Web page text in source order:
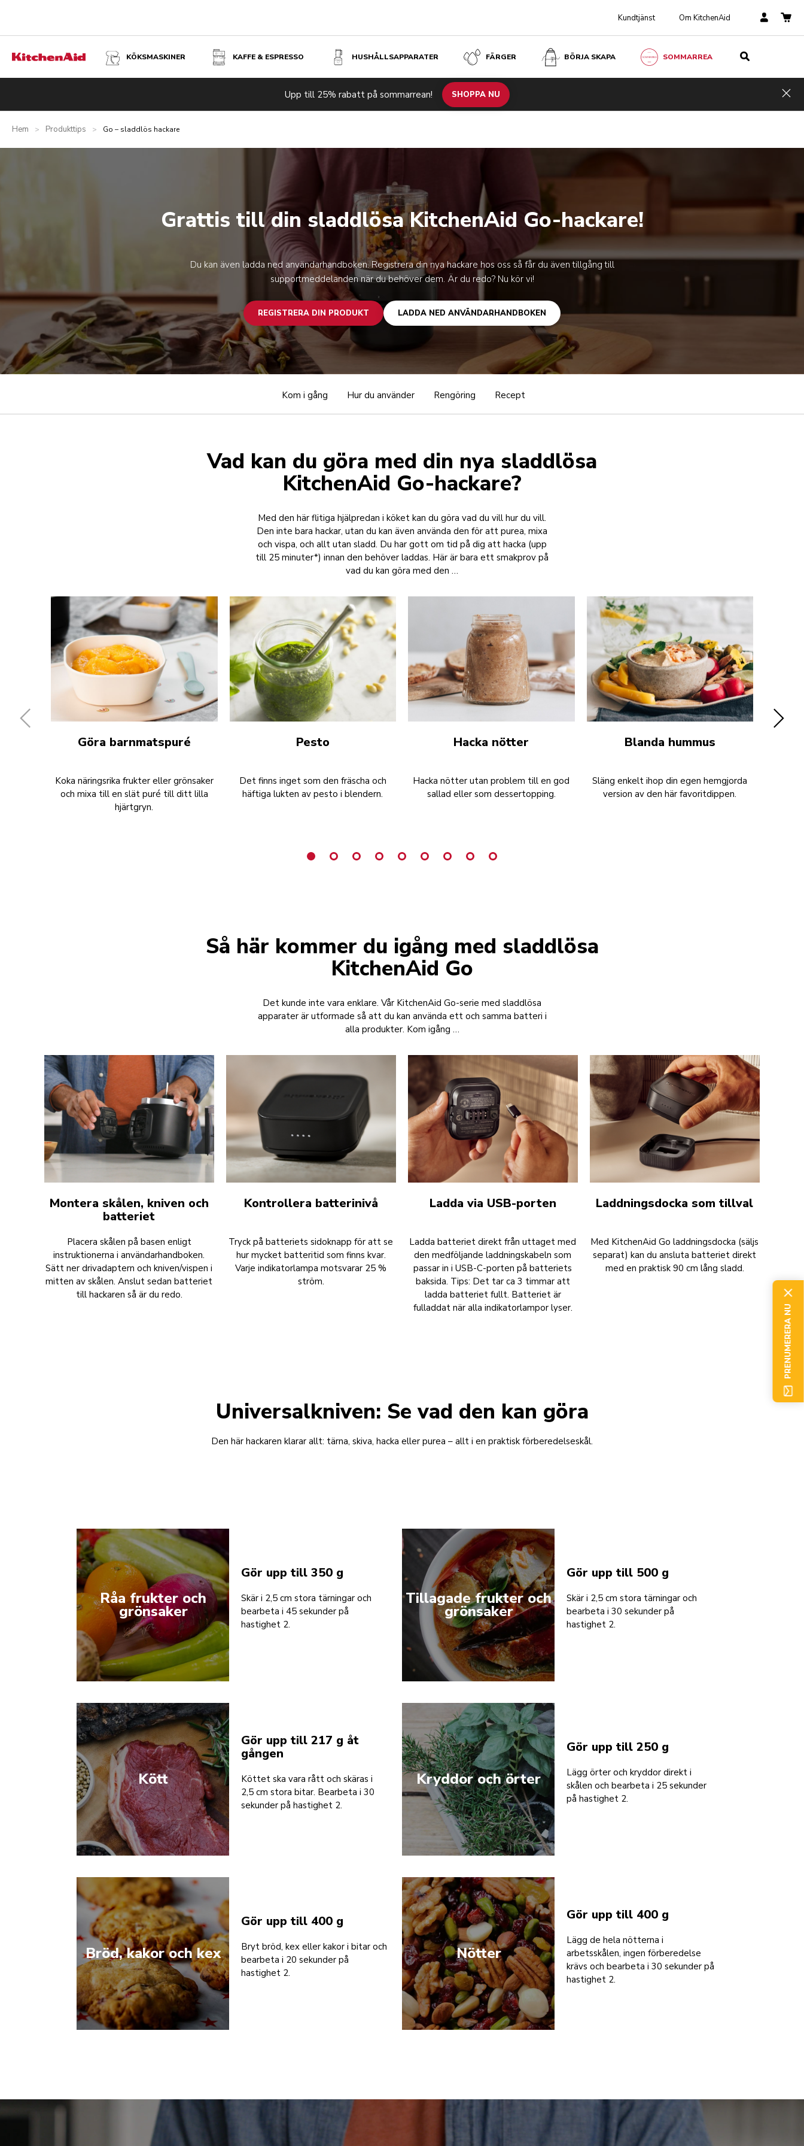
Kundtjänst Om KitchenAid
KÖKSMASKINER KAFFE & ESPRESSO HUSHÅLLSAPPARATER FÄRGER BÖRJA SKAPA SOMMARREA
Upp till 25% rabatt på sommarrean! SHOPPA NU
Hem > Produkttips > Go – sladdlös hackare
Registrera din produkt
Grattis till din sladdlösa KitchenAid Go-hackare!
Du kan även ladda ned användarhandboken. Registrera din nya hackare hos oss så får du även tillgång till
supportmeddelanden när du behöver dem. Är du redo? Nu kör vi!
REGISTRERA DIN PRODUKT LADDA NED ANVÄNDARHANDBOKEN
Registrera din produkt
Kom i gång Hur du använder Rengöring Recept
Vad kan du göra med din nya sladdlösa
KitchenAid Go-hackare?
Med den här flitiga hjälpredan i köket kan du göra vad du vill hur du vill.
Den inte bara hackar, utan du kan även använda den för att purea, mixa
och vispa, och allt utan sladd. Du har gott om tid på dig att hacka (upp
till 25 minuter*) innan den behöver laddas. Här är bara ett smakprov på
vad du kan göra med den …
Göra barnmatspuré
Koka näringsrika frukter eller grönsaker
och mixa till en slät puré till ditt lilla
hjärtgryn.
Pesto
Det finns inget som den fräscha och
häftiga lukten av pesto i blendern.
Hacka nötter
Hacka nötter utan problem till en god
sallad eller som dessertopping.
Blanda hummus
Släng enkelt ihop din egen hemgjorda
version av den här favoritdippen.
Så här kommer du igång med sladdlösa
KitchenAid Go
Det kunde inte vara enklare. Vår KitchenAid Go-serie med sladdlösa
apparater är utformade så att du kan använda ett och samma batteri i
alla produkter. Kom igång …
Montera skålen, kniven och
batteriet
Placera skålen på basen enligt
instruktionerna i användarhandboken.
Sätt ner drivadaptern och kniven/vispen i
mitten av skålen. Anslut sedan batteriet
till hackaren så är du redo.
Kontrollera batterinivå
Tryck på batteriets sidoknapp för att se
hur mycket batteritid som finns kvar.
Varje indikatorlampa motsvarar 25 %
ström.
Ladda via USB-porten
Ladda batteriet direkt från uttaget med
den medföljande laddningskabeln som
passar in i USB-C-porten på batteriets
baksida. Tips: Det tar ca 3 timmar att
ladda batteriet fullt. Batteriet är
fulladdat när alla indikatorlampor lyser.
Laddningsdocka som tillval
Med KitchenAid Go laddningsdocka (säljs
separat) kan du ansluta batteriet direkt
med en praktisk 90 cm lång sladd.
Universalkniven: Se vad den kan göra
Den här hackaren klarar allt: tärna, skiva, hacka eller purea – allt i en praktisk förberedelseskål.
Gör upp till 350 g
Skär i 2,5 cm stora tärningar och
bearbeta i 45 sekunder på
hastighet 2.
Råa frukter och
grönsaker
Gör upp till 500 g
Skär i 2,5 cm stora tärningar och
bearbeta i 30 sekunder på
hastighet 2.
Tillagade frukter och
grönsaker
Gör upp till 217 g åt
gången
Köttet ska vara rått och skäras i
2,5 cm stora bitar. Bearbeta i 30
sekunder på hastighet 2.
Kött
Gör upp till 250 g
Lägg örter och kryddor direkt i
skålen och bearbeta i 25 sekunder
på hastighet 2.
Kryddor och örter
Gör upp till 400 g
Bryt bröd, kex eller kakor i bitar och
bearbeta i 20 sekunder på
hastighet 2.
Bröd, kakor och kex
Gör upp till 400 g
Lägg de hela nötterna i
arbetsskålen, ingen förberedelse
krävs och bearbeta i 30 sekunder på
hastighet 2.
Nötter
PRENUMERERA NU